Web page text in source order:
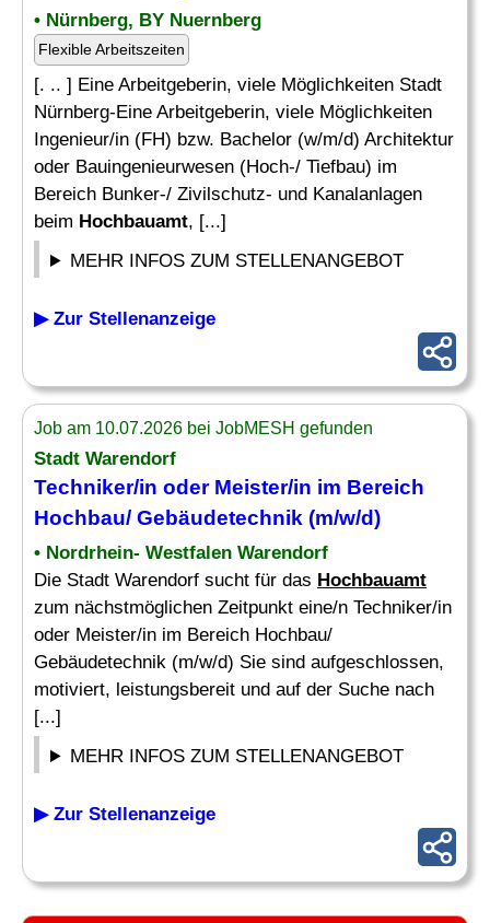
• Nürnberg, BY Nuernberg
Flexible Arbeitszeiten
[. .. ] Eine Arbeitgeberin, viele Möglichkeiten Stadt
Nürnberg-Eine Arbeitgeberin, viele Möglichkeiten
Ingenieur/in (FH) bzw. Bachelor (w/m/d) Architektur
oder Bauingenieurwesen (Hoch-/ Tiefbau) im
Bereich Bunker-/ Zivilschutz- und Kanalanlagen
beim Hochbauamt, [...]
MEHR INFOS ZUM STELLENANGEBOT
▶ Zur Stellenanzeige
Job am 10.07.2026 bei JobMESH gefunden
Stadt Warendorf
Techniker/in oder Meister/in im Bereich
Hochbau/ Gebäudetechnik (m/w/d)
• Nordrhein- Westfalen Warendorf
Die Stadt Warendorf sucht für das Hochbauamt
zum nächstmöglichen Zeitpunkt eine/n Techniker/in
oder Meister/in im Bereich Hochbau/
Gebäudetechnik (m/w/d) Sie sind aufgeschlossen,
motiviert, leistungsbereit und auf der Suche nach
[...]
MEHR INFOS ZUM STELLENANGEBOT
▶ Zur Stellenanzeige